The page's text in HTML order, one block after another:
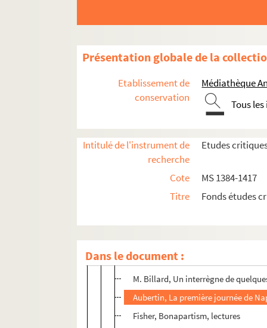
Présentation globale de la
Etablissement de
conservation
Médiathèque
Tous
Intitulé de l'instrument de
recherche
Etudes
Cote
MS 1384-1417
Titre
Fonds études
Dans le document :
La tolérance dans les Pays-Bas
Articles critiques
Bulletin de la Révolution et de
Bulletin de la Révolution et de
Bulletin de la Révolution et de
A. Leroux, L'assistance hospitalière
Savine et Bournand, Le 9 thermidor
H. Camon, La guerre napoléonienne
M. Billard, Un interrègne de
Aubertin, La première journée de
Fisher, Bonapartism, lectures